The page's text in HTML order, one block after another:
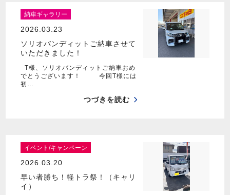
納車ギャラリー
2026.03.23
ソリオバンディットご納車させて
いただきました！
T様、ソリオバンディットご納車おめ
でとうございます！ 今回T様には
初…
つづきを読む
イベント/キャンペーン
2026.03.20
早い者勝ち！軽トラ祭！（キャリ
イ）